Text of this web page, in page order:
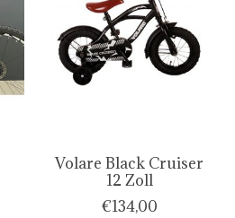
Volare Black Cruiser
12 Zoll
€134,00